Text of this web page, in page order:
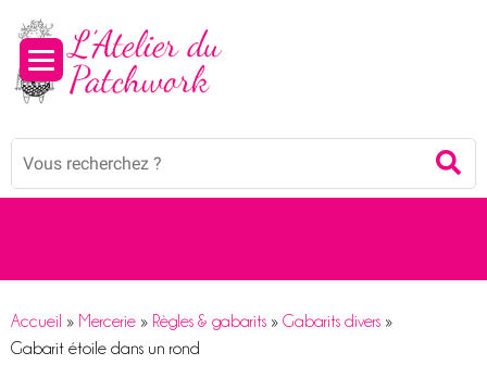
Mots
Accueil » Mercerie » Règles & gabarits » Gabarits divers »
Gabarit étoile dans un rond
Panneau de gestion des cookies